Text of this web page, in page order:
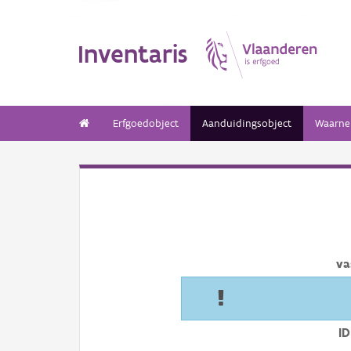
Inventaris
Erfgoedobject Aanduidingsobject
ID